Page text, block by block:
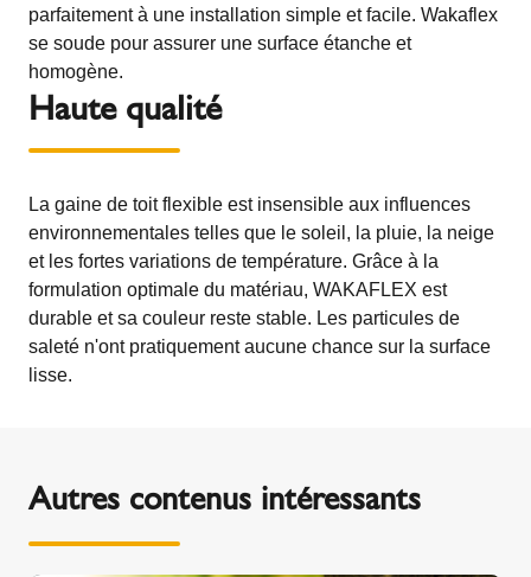
parfaitement à une installation simple et facile. Wakaflex
se soude pour assurer une surface étanche et
homogène.
Haute qualité
La gaine de toit flexible est insensible aux influences
environnementales telles que le soleil, la pluie, la neige
et les fortes variations de température. Grâce à la
formulation optimale du matériau, WAKAFLEX est
durable et sa couleur reste stable. Les particules de
saleté n'ont pratiquement aucune chance sur la surface
lisse.
Autres contenus intéressants